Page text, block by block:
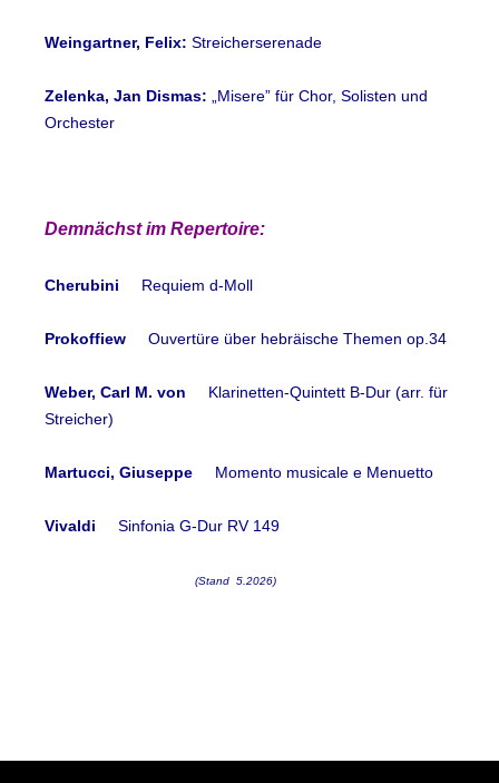
Weingartner, Felix: Streicherserenade
Zelenka, Jan Dismas: „Misere” für Chor, Solisten und
Orchester
Demnächst im Repertoire:
Cherubini Requiem d-Moll
Prokoffiew Ouvertüre über hebräische Themen op.34
Weber, Carl M. von Klarinetten-Quintett B-Dur (arr. für
Streicher)
Martucci, Giuseppe Momento musicale e Menuetto
Vivaldi Sinfonia G-Dur RV 149
(Stand 5.2026)